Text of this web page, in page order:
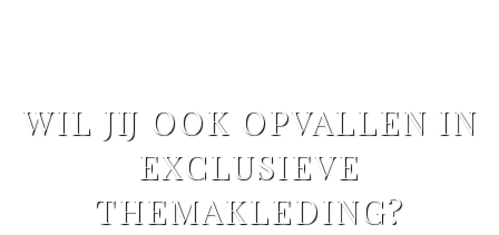
WIL JIJ OOK OPVALLEN IN
EXCLUSIEVE
THEMAKLEDING?